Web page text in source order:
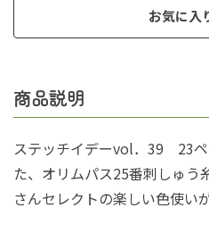
お気に入
商品説明
ステッチイデーvol．39 23
た、オリムパス25番刺しゅう
さんセレクトの楽しい色使い